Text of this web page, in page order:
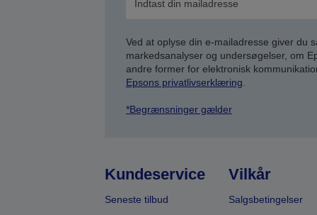
Ved at oplyse din e-mailadresse giver du
markedsanalyser og undersøgelser, om
andre former for elektronisk
Epsons privatlivserklæring
*Begrænsninger gælder
Kundeservice
Seneste tilbud
Vilkår
Salgsbetingelser